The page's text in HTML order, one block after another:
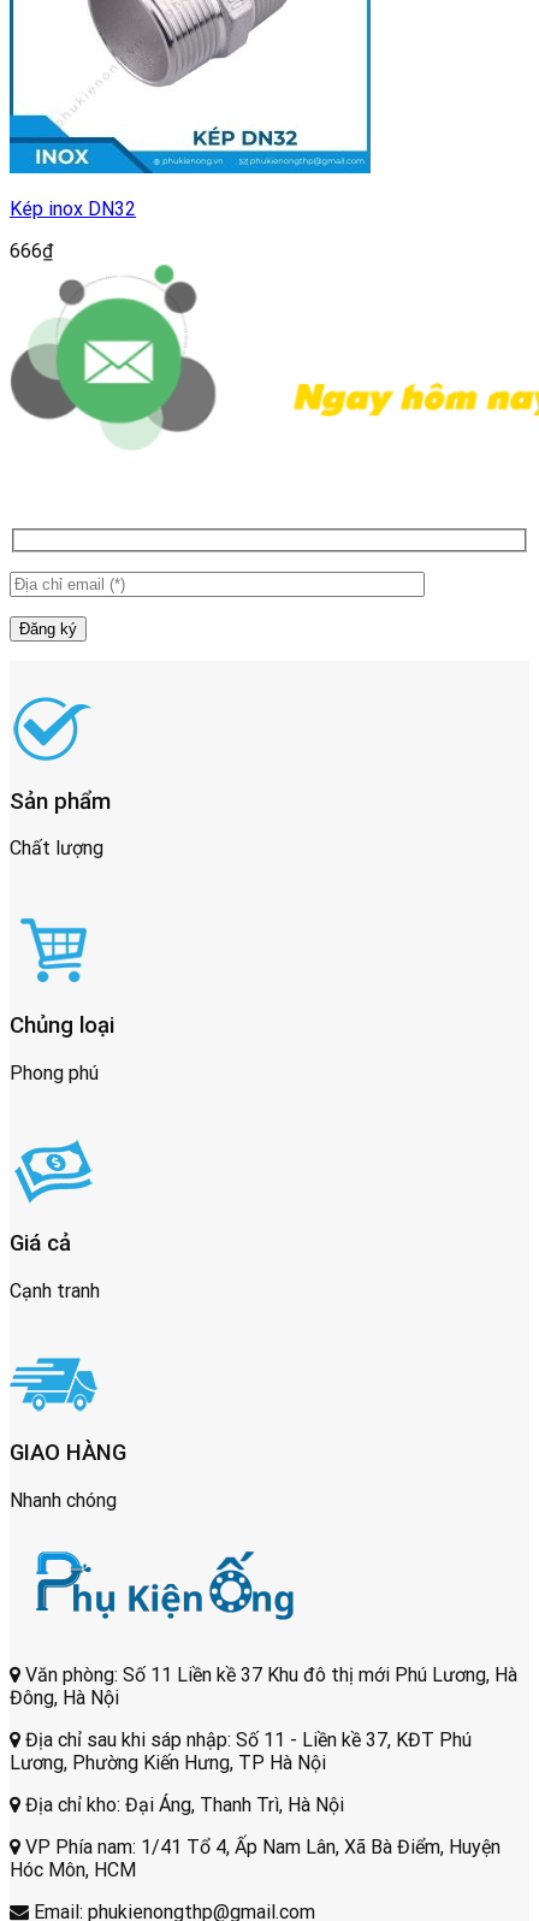
Kép inox DN32
666₫
Sản phẩm
Chất lượng
Chủng loại
Phong phú
Giá cả
Cạnh tranh
GIAO HÀNG
Nhanh chóng
Văn phòng: Số 11 Liền kề 37 Khu đô thị mới Phú Lương, Hà
Đông, Hà Nội
Địa chỉ sau khi sáp nhập: Số 11 - Liền kề 37, KĐT Phú
Lương, Phường Kiến Hưng, TP Hà Nội
Địa chỉ kho: Đại Áng, Thanh Trì, Hà Nội
VP Phía nam: 1/41 Tổ 4, Ấp Nam Lân, Xã Bà Điểm, Huyện
Hóc Môn, HCM
Email: phukienongthp@gmail.com